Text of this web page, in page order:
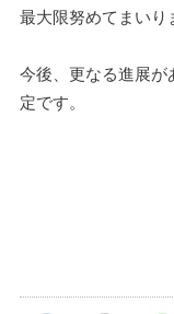
最大限努めてまいり
今後、更なる進展が
定です。